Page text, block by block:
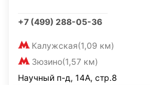
+7 (499) 288-05-36
Калужская(1,09 км)
Зюзино(1,57 км)
Научный п-д, 14А, стр.8